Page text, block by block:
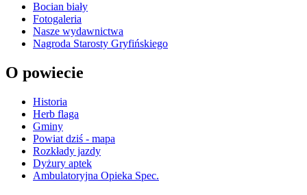
Bocian biały
Fotogaleria
Nasze wydawnictwa
Nagroda Starosty Gryfińskiego
O powiecie
Historia
Herb flaga
Gminy
Powiat dziś - mapa
Rozkłady jazdy
Dyżury aptek
Ambulatoryjna Opieka Spec.